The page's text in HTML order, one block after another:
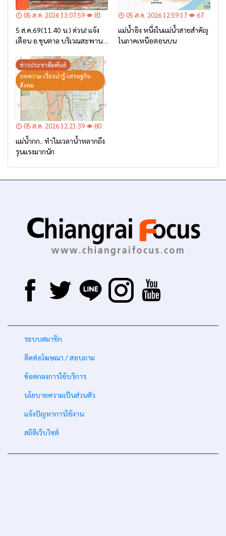
05 ส.ค. 2026 13:07:59 81
5 ส.ค.69(11.40 น.) ด่วน! แจ้ง
เตือน อ.ขุนตาล บริเวณสะพาน
– เตรียมการอพยพ”
05 ส.ค. 2026 12:59:17 67
แม่น้ำอิง หนึ่งในแม่น้ำสายสำคัญ
ในภาคเหนือตอนบน
ข่าวประชาสัมพันธ์
บทความ-เรื่องน่ารู้-เศรษฐกิจ-
สังคม
05 ส.ค. 2026 12:21:39 80
แม่น้ำกก.. ทำไมเวลาน้ำหลากถึง
รุนแรงมากนัก
ระบบสมาชิก
ติดต่อโฆษณา / สอบถาม
ข้อตกลงการใช้บริการ
นโยบายความเป็นส่วนตัว
แจ้งปัญหาการใช้งาน
สถิติเว็บไซต์